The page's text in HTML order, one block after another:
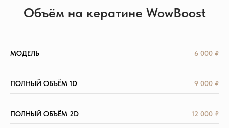
Объём на кератине WowBoost
МОДЕЛЬ 6 000 ₽
ПОЛНЫЙ ОБЪЁМ 1D 9 000 ₽
ПОЛНЫЙ ОБЪЁМ 2D 12 000 ₽